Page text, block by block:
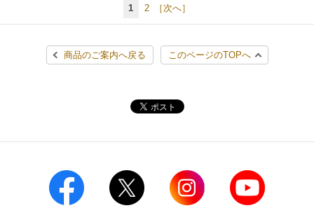
1 2 ［次へ］
商品のご案内へ戻る このページのTOPへ